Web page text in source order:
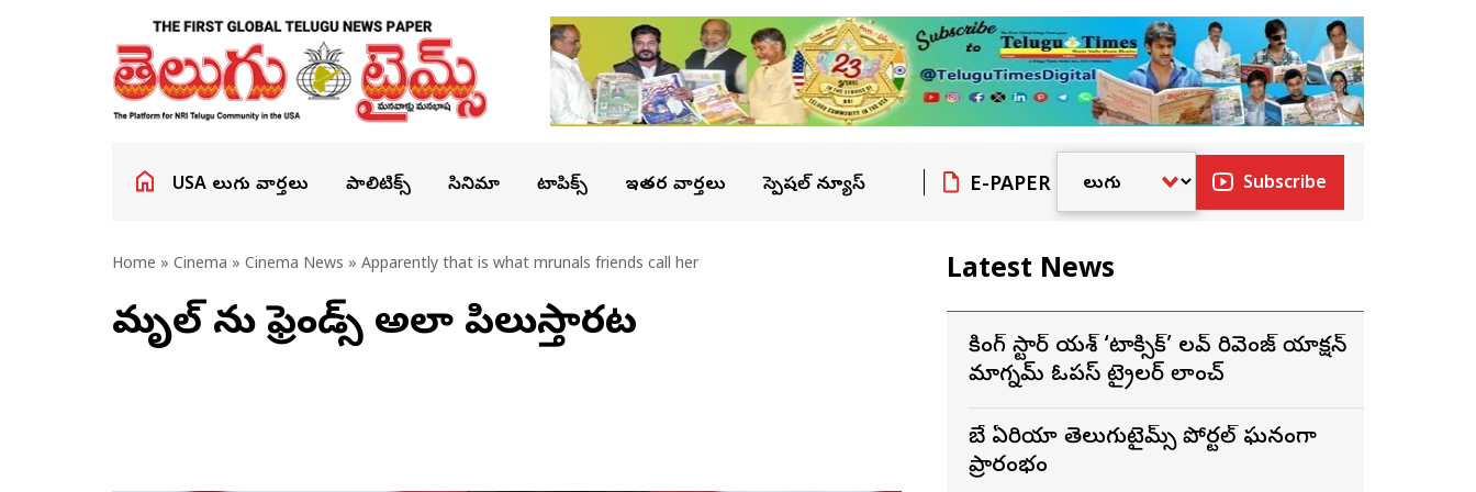
USA తెలుగు వార్తలు పాలిటిక్స్ సినిమా టాపిక్స్ ఇతర వార్తలు స్పెషల్ న్యూస్ E-PAPER Subscribe
Home » Cinema » Cinema News » Apparently that is what mrunals friends call her
మృణాల్ ను ఫ్రెండ్స్ అలా పిలుస్తార‌ట‌
Latest News
రాకింగ్ స్టార్ యశ్ ‘టాక్సిక్’ లవ్ రివెంజ్ యాక్షన్
మాగ్నమ్ ఓపస్‌ ట్రైలర్ లాంచ్
బే ఏరియా తెలుగుటైమ్స్ పోర్టల్ ఘనంగా
ప్రారంభం